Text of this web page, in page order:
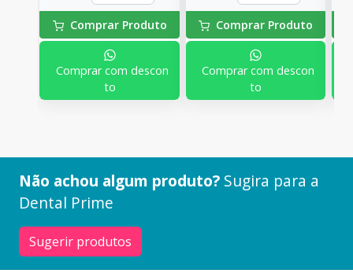
Comprar Produto
Comprar com descon
to
Comprar Produto
Comprar com descon
to
Não achou algum produto? Sugira para a
Dental Prime
Sugerir produtos